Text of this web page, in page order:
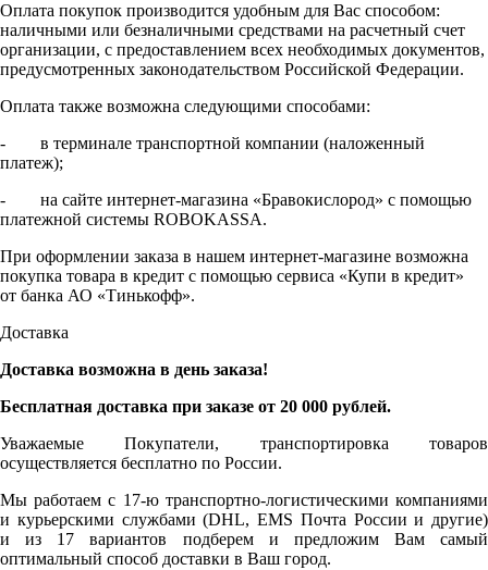
Оплата покупок производится удобным для Вас способом:
наличными или безналичными средствами на расчетный счет
организации, с предоставлением всех необходимых документов,
предусмотренных законодательством Российской Федерации.
Оплата также возможна следующими способами:
- в терминале транспортной компании (наложенный
платеж);
- на сайте интернет-магазина «Бравокислород» с помощью
платежной системы ROBOKASSA.
При оформлении заказа в нашем интернет-магазине возможна
покупка товара в кредит с помощью сервиса «Купи в кредит»
от банка АО «Тинькофф».
Доставка
Доставка возможна в день заказа!
Бесплатная доставка при заказе от 20 000 рублей.
Уважаемые Покупатели, транспортировка товаров
осуществляется бесплатно по России.
Мы работаем с 17-ю транспортно-логистическими компаниями
и курьерскими службами (DHL, EMS Почта России и другие)
и из 17 вариантов подберем и предложим Вам самый
оптимальный способ доставки в Ваш город.